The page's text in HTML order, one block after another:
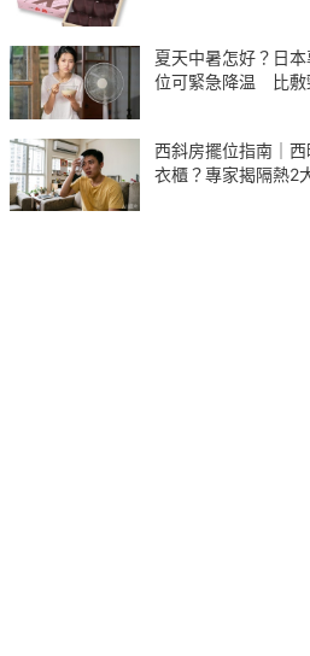
夏天中暑怎好？日
位可緊急降温 比敷
西斜房擺位指南｜
衣櫃？專家揭隔熱2